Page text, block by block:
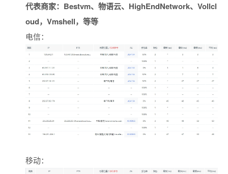
代表商家：Bestvm、物语云、HighEndNetwork、Vollcl
oud，Vmshell，等等
电信：
移动：